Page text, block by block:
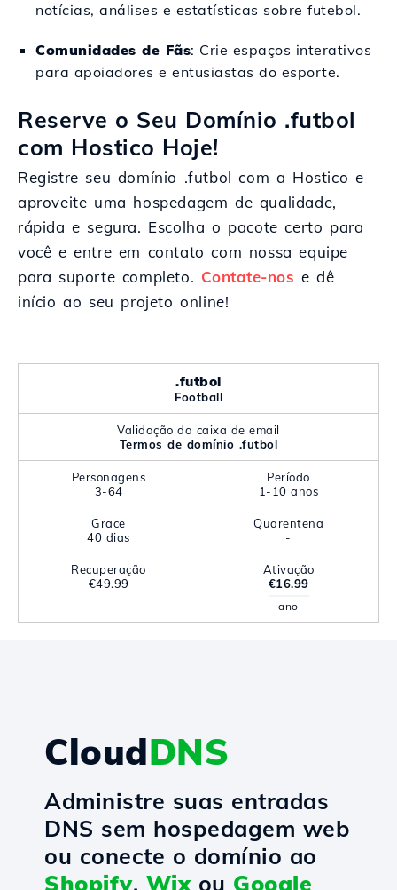
notícias, análises e estatísticas sobre futebol.
Comunidades de Fãs: Crie espaços interativos
para apoiadores e entusiastas do esporte.
Reserve o Seu Domínio .futbol
com Hostico Hoje!
Registre seu domínio .futbol com a Hostico e
aproveite uma hospedagem de qualidade,
rápida e segura. Escolha o pacote certo para
você e entre em contato com nossa equipe
para suporte completo. Contate-nos e dê
início ao seu projeto online!
.futbol
Football
Validação da caixa de email
Termos de domínio .futbol
Personagens
3-64
Período
1-10 anos
Grace
40 dias
Quarentena
-
Recuperação
€49.99
Ativação
€16.99
ano
CloudDNS
Administre suas entradas
DNS sem hospedagem web
ou conecte o domínio ao
Shopify, Wixou Google